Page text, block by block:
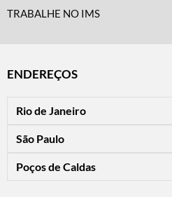
TRABALHE NO IMS
ENDEREÇOS
Rio de Janeiro
Horário de visitação: a programação
apresentada em instituições culturais
São Paulo
CEP 01310-300 - São Paulo/SP
Poços de Caldas